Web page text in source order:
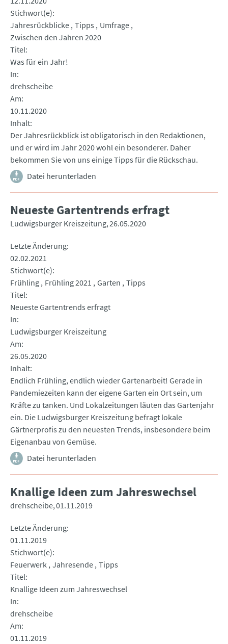
Stichwort(e)
Jahresrückblicke Tipps
Umfrage
Zwischen den Jahren 2020
Titel
Was für ein Jahr!
In
drehscheibe
Am
10.11.2020
Inhalt
Der Jahresrückblick ist obligatorisch in den Redaktionen,
und er wird im Jahr 2020 wohl ein besonderer. Daher
bekommen Sie von uns einige Tipps für die Rückschau.
Datei herunterladen
Neueste Gartentrends erfragt
Ludwigsburger Kreiszeitung 26.05.2020
Letzte Änderung
02.02.2021
Stichwort(e)
Frühling Frühling 2021 Garten Tipps
Titel
Neueste Gartentrends erfragt
In
Ludwigsburger Kreiszeitung
Am
26.05.2020
Inhalt
Endlich Frühling, endlich wieder Gartenarbeit! Gerade in
Pandemiezeiten kann der eigene Garten ein Ort sein, um
Kräfte zu tanken. Und Lokalzeitungen läuten das Gartenjahr
ein. Die Ludwigsburger Kreiszeitung befragt lokale
Gärtnerprofis zu den neuesten Trends, insbesondere beim
Eigenanbau von Gemüse.
Datei herunterladen
Knallige Ideen zum Jahreswechsel
drehscheibe 01.11.2019
Letzte Änderung
01.11.2019
Stichwort(e)
Feuerwerk Jahresende Tipps
Titel
Knallige Ideen zum Jahreswechsel
In
drehscheibe
Am
01.11.2019